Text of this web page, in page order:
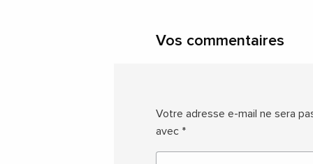
Vos commentaires
Votre adresse e-mail ne sera
avec *